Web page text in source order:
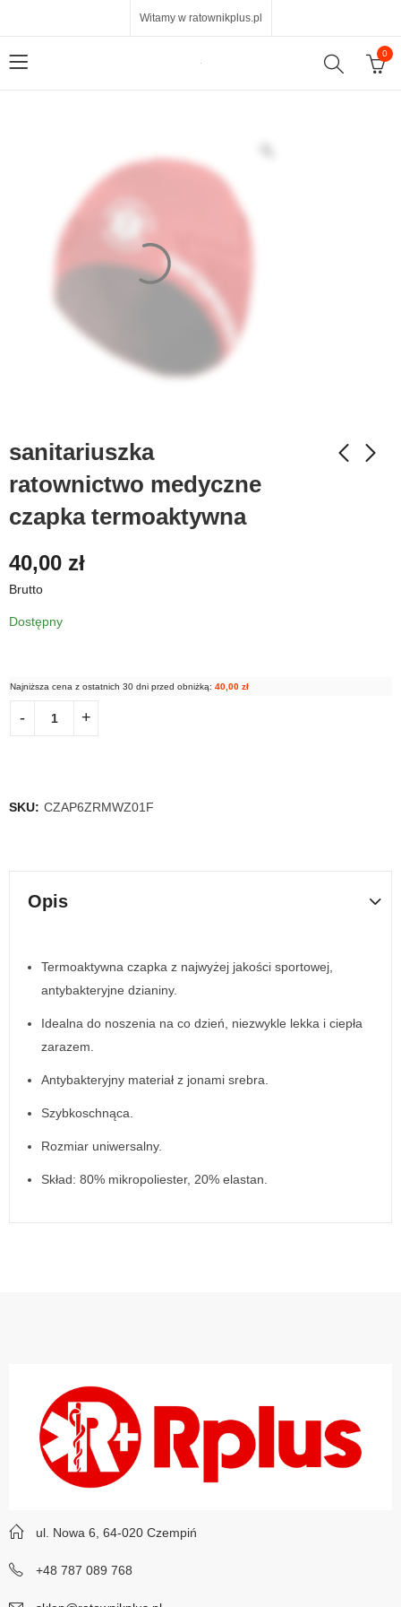
Witamy w ratownikplus.pl
0
sanitariuszka
ratownictwo medyczne
czapka termoaktywna
40,00 zł
Brutto
Dostępny
Najniższa cena z ostatnich 30 dni przed obniżką: 40,00 zł
SKU: CZAP6ZRMWZ01F
Opis
Termoaktywna czapka z najwyżej jakości sportowej,
antybakteryjne dzianiny.
Idealna do noszenia na co dzień, niezwykle lekka i ciepła
zarazem.
Antybakteryjny materiał z jonami srebra.
Szybkoschnąca.
Rozmiar uniwersalny.
Skład: 80% mikropoliester, 20% elastan.
ul. Nowa 6, 64-020 Czempiń
+48 787 089 768